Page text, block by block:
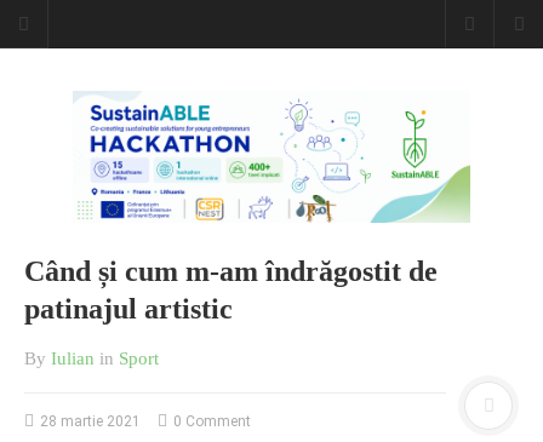
Caiet de
insemnari
DESCARCĂ!
Când și cum m-am îndrăgostit de
patinajul artistic
By Iulian in Sport
28 martie 2021 0 Comment